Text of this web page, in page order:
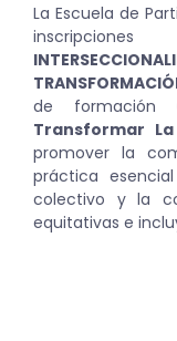
La Escuela de
de formación
Transformar
promover la
práctica
colectivo y la
equitativas e